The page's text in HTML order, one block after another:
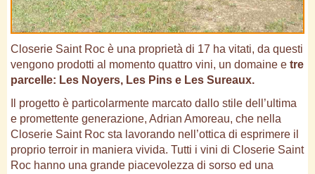
Closerie Saint Roc è una proprietà di 17 ha vitati, da questi
vengono prodotti al momento quattro vini, un domaine e tre
parcelle: Les Noyers, Les Pins e Les Sureaux.
Il progetto è particolarmente marcato dallo stile dell’ultima
e promettente generazione, Adrian Amoreau, che nella
Closerie Saint Roc sta lavorando nell’ottica di esprimere il
proprio terroir in maniera vivida. Tutti i vini di Closerie Saint
Roc hanno una grande piacevolezza di sorso ed una